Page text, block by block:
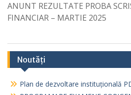
ANUNT REZULTATE PROBA
FINANCIAR – MARTIE 2025
Noutăți
Plan de dezvoltare instituțională